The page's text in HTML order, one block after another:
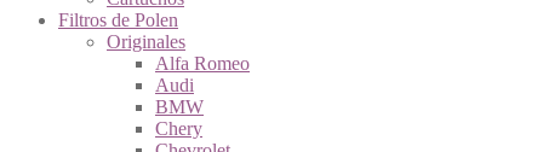
Filtros de Polen
Originales
Alfa Romeo
Audi
BMW
Chery